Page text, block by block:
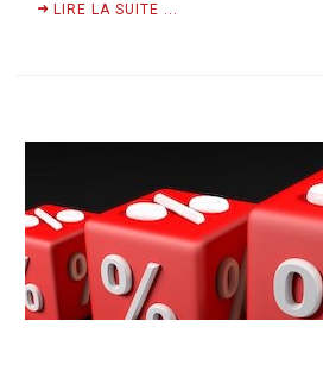
LIRE LA SUITE ...